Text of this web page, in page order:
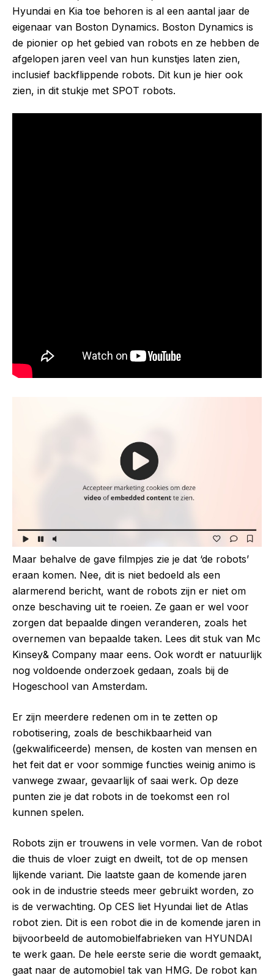
Hyundai en Kia toe behoren is al een aantal jaar de
eigenaar van Boston Dynamics. Boston Dynamics is
de pionier op het gebied van robots en ze hebben de
afgelopen jaren veel van hun kunstjes laten zien,
inclusief backflippende robots. Dit kun je hier ook
zien, in dit stukje met SPOT robots.
Maar behalve de gave filmpjes zie je dat ‘de robots’
eraan komen. Nee, dit is niet bedoeld als een
alarmerend bericht, want de robots zijn er niet om
onze beschaving uit te roeien. Ze gaan er wel voor
zorgen dat bepaalde dingen veranderen, zoals het
overnemen van bepaalde taken. Lees dit stuk van Mc
Kinsey& Company maar eens. Ook wordt er natuurlijk
nog voldoende onderzoek gedaan, zoals bij de
Hogeschool van Amsterdam.
Er zijn meerdere redenen om in te zetten op
robotisering, zoals de beschikbaarheid van
(gekwalificeerde) mensen, de kosten van mensen en
het feit dat er voor sommige functies weinig animo is
vanwege zwaar, gevaarlijk of saai werk. Op deze
punten zie je dat robots in de toekomst een rol
kunnen spelen.
Robots zijn er trouwens in vele vormen. Van de robot
die thuis de vloer zuigt en dweilt, tot de op mensen
lijkende variant. Die laatste gaan de komende jaren
ook in de industrie steeds meer gebruikt worden, zo
is de verwachting. Op CES liet Hyundai liet de Atlas
robot zien. Dit is een robot die in de komende jaren in
bijvoorbeeld de automobielfabrieken van HYUNDAI
te werk gaan. De hele eerste serie die wordt gemaakt,
gaat naar de automobiel tak van HMG. De robot kan